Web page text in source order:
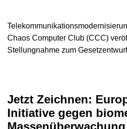
Chaos Computer Club (CCC)
Stellungnahme zum
Jetzt Zeichnen:
Initiative gegen
Massenüberwachung